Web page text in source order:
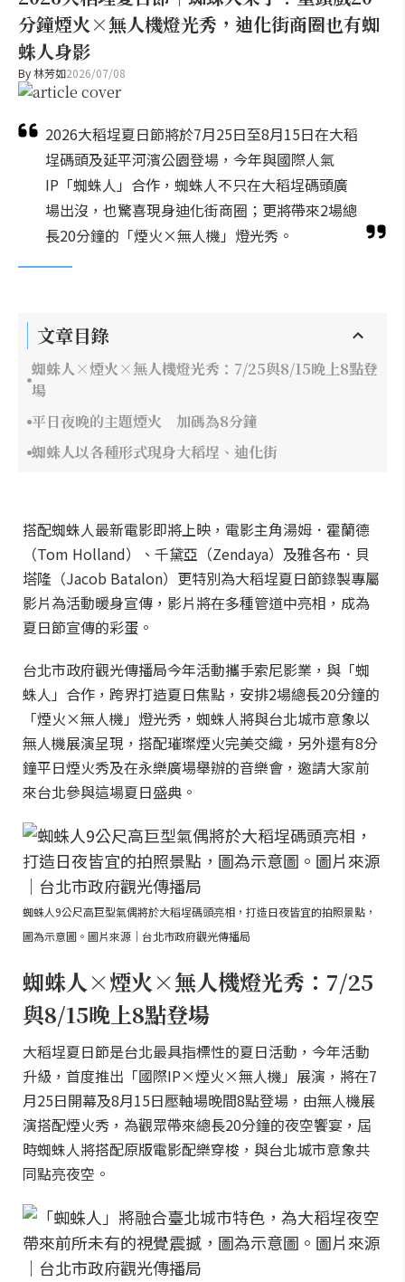
分鐘煙火×無人機燈光秀，迪化街商圈也有蜘
蛛人身影
By林芳如2026/07/08
2026大稻埕夏日節將於7月25日至8月15日在大稻
埕碼頭及延平河濱公園登場，今年與國際人氣
IP「蜘蛛人」合作，蜘蛛人不只在大稻埕碼頭廣
場出沒，也驚喜現身迪化街商圈；更將帶來2場總
長20分鐘的「煙火×無人機」燈光秀。
文章目錄
蜘蛛人×煙火×無人機燈光秀：7/25與8/15晚上8點登
場
平日夜晚的主題煙火 加碼為8分鐘
蜘蛛人以各種形式現身大稻埕、迪化街
搭配蜘蛛人最新電影即將上映，電影主角湯姆．霍蘭德
（Tom Holland）、千黛亞（Zendaya）及雅各布．貝
塔隆（Jacob Batalon）更特別為大稻埕夏日節錄製專屬
影片為活動暖身宣傳，影片將在多種管道中亮相，成為
夏日節宣傳的彩蛋。
台北市政府觀光傳播局今年活動攜手索尼影業，與「蜘
蛛人」合作，跨界打造夏日焦點，安排2場總長20分鐘的
「煙火×無人機」燈光秀，蜘蛛人將與台北城市意象以
無人機展演呈現，搭配璀璨煙火完美交織，另外還有8分
鐘平日煙火秀及在永樂廣場舉辦的音樂會，邀請大家前
來台北參與這場夏日盛典。
蜘蛛人9公尺高巨型氣偶將於大稻埕碼頭亮相，打造日夜皆宜的拍照景點，
圖為示意圖。圖片來源｜台北市政府觀光傳播局
蜘蛛人×煙火×無人機燈光秀：7/25
與8/15晚上8點登場
大稻埕夏日節是台北最具指標性的夏日活動，今年活動
升級，首度推出「國際IP×煙火×無人機」展演，將在7
月25日開幕及8月15日壓軸場晚間8點登場，由無人機展
演搭配煙火秀，為觀眾帶來總長20分鐘的夜空饗宴，屆
時蜘蛛人將搭配原版電影配樂穿梭，與台北城市意象共
同點亮夜空。